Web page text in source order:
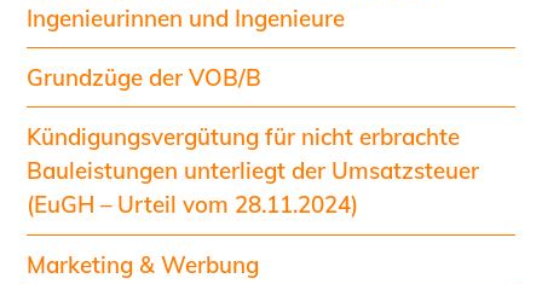
Ingenieurakademie West
Ingenieurinnen und Ingenieure
Grundzüge der VOB/B
Kündigungsvergütung für nicht erbrachte
Bauleistungen unterliegt der Umsatzsteuer
(EuGH – Urteil vom 28.11.2024)
Marketing & Werbung